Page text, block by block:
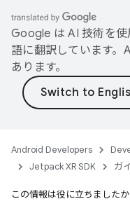
Google は AI 技術を
語に翻訳しています。
あります。
Android Developers
Jetpack XR SDK
ガ
この情報は役に立ちましたか